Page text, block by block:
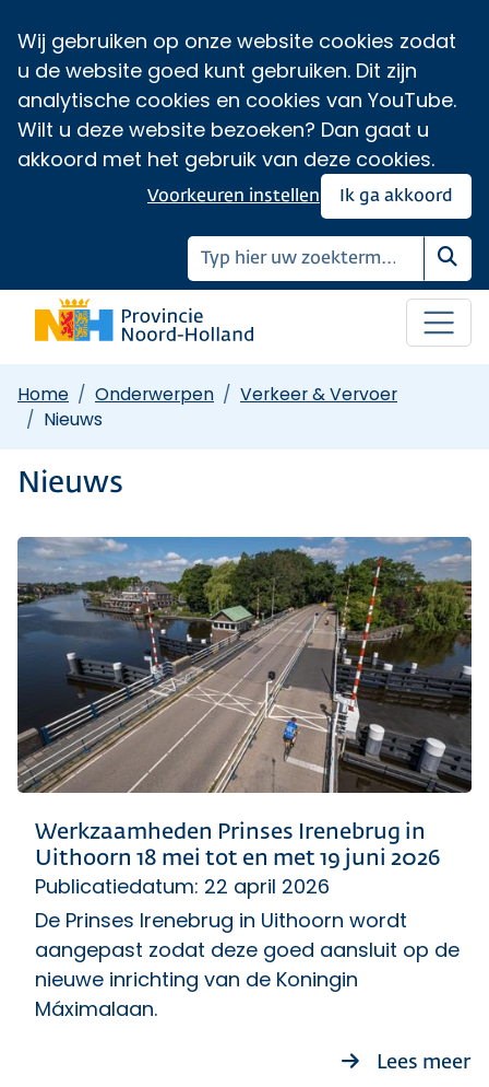
Wij gebruiken op onze website cookies zodat
u de website goed kunt gebruiken. Dit zijn
analytische cookies en cookies van YouTube.
Wilt u deze website bezoeken? Dan gaat u
akkoord met het gebruik van deze cookies.
Ik ga akkoord
Voorkeuren instellen
Home Onderwerpen
Verkeer & Vervoer
Nieuws
Nieuws
Werkzaamheden Prinses Irenebrug in
Uithoorn 18 mei tot en met 19 juni 2026
Publicatiedatum: 22 april 2026
De Prinses Irenebrug in Uithoorn wordt
aangepast zodat deze goed aansluit op de
nieuwe inrichting van de Koningin
Máximalaan.
Lees meer